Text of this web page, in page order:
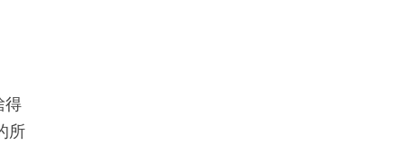
得
所